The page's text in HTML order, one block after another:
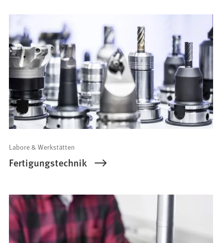
Labore & Werkstätten
Fertigungstechnik